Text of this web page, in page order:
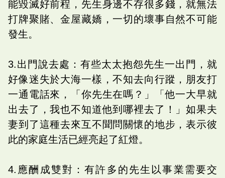
能毀滅好前程，先生身邊不存很多錢，就無法
打牌聚賭、金屋藏嬌，一切的壞事自然不可能
發生。
3.出門說去處：有些太太抱怨先生一出門，就
好像迷失於大海一樣，不知去向行蹤，朋友打
一通電話來，「你先生在嗎？」「他一大早就
出去了，我也不知道他到哪裡去了！」如果夫
妻到了這種去來互不聞問關懷的地步，表示彼
此的家庭生活已經亮起了紅燈。
4.應酬成雙對：有許多的先生以事業需要交